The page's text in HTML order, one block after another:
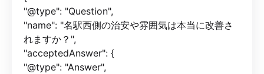
"@type": "Question",
"name": "名駅西側の治安や雰囲気は本当に改善さ
れますか？",
"acceptedAnswer": {
"@type": "Answer",